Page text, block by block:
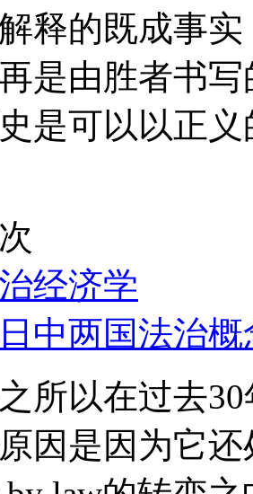
释的既成事
是由胜者书
是可以以正
经济学
中两国法治概
所以在过去
因是因为它